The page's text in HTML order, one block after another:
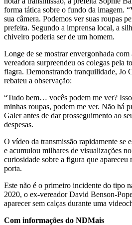
forma tática sobre o fundo da imagem.
sua câmera. Podemos ver suas roupas
prefeita. Segundo a imprensa local, a
chiveiro poderia ser de um homem.
Longe de se mostrar envergonhada com
vereadora surpreendeu os colegas pela
flagra. Demonstrando tranquilidade, Jo
rebateu a observação:
“Tudo bem… vocês podem me ver?
minhas roupas, podem me ver. Não há
Galer antes de dar prosseguimento ao
despesas.
O vídeo da transmissão rapidamente se
e acumulou milhares de visualizações
curiosidade sobre a figura que apareceu
porta.
Este não é o primeiro incidente do tipo
2020, o ex-vereador David Benson-
aparecer sem calças durante uma
Com informações do NDMais